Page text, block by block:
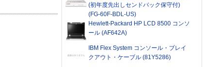
(初年度先出しセンドバック保守付)
(FG-60F-BDL-US)
Hewlett-Packard HP LCD 8500 コンソ
ール (AF642A)
IBM Flex System コンソール・ブレイ
クアウト・ケーブル (81Y5286)